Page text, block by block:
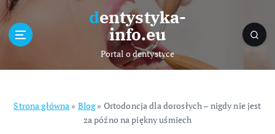
dentystyka-
info.eu
Portal o dentystyce
Strona główna » Blog» Ortodoncja dla dorosłych – nigdy nie jest
za późno na piękny uśmiech